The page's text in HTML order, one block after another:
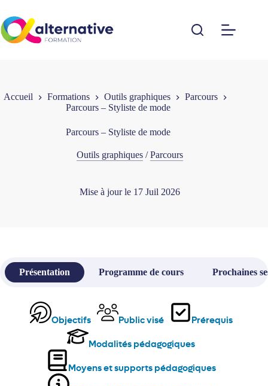
contenu
Accueil Formations Outils graphiques
Parcours
Parcours – Styliste de mode
Parcours – Styliste de mode
Outils graphiques /Parcours
Mise à jour le 17 Juil 2026
Présentation Programme de cours Prochaines
Objectifs Public visé Prérequis
Modalités pédagogiques
Moyens et supports pédagogiques